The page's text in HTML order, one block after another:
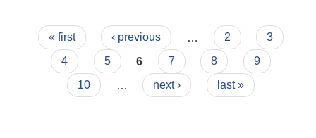
Pages
« first ‹ previous 2
3
4
5 6 7 8
9
10
next › last »